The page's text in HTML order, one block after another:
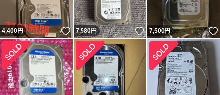
4,400円 いいね！
7,580円 いいね！
7,500円